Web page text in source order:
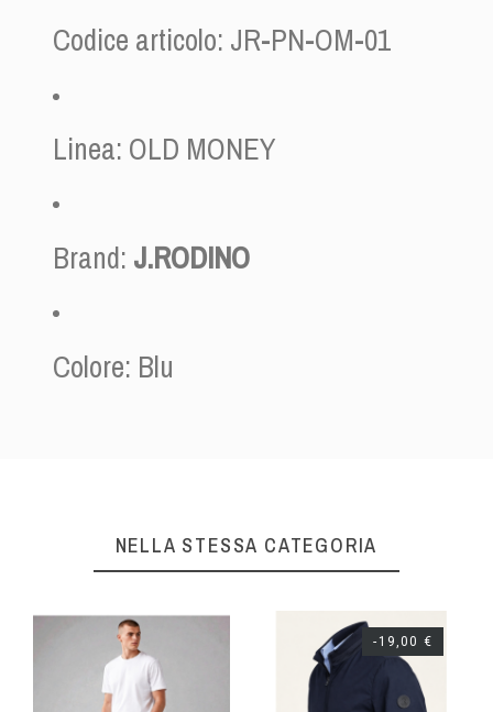
Codice articolo: JR-PN-OM-01
Linea: OLD MONEY
Brand: J.RODINO
Colore: Blu
NELLA STESSA CATEGORIA
-19,00 €